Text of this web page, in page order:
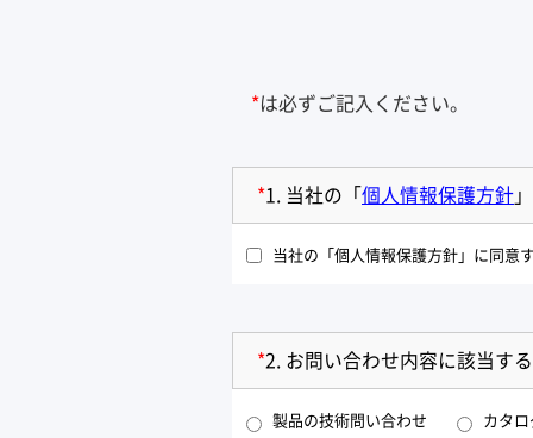
*は必ずご記入ください。
*1. 当社の「 個人情報保護方針
当社の「個人情報保護方針」に同意
*2. お問い合わせ内容に該当す
製品の技術問い合わせ カタ